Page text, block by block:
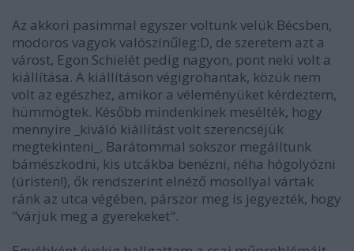
Az akkori pasimmal egyszer voltunk velük Bécsben,
modoros vagyok valószínűleg:D, de szeretem azt a
várost, Egon Schielét pedig nagyon, pont neki volt a
kiállítása. A kiállításon végigrohantak, közük nem
volt az egészhez, amikor a véleményüket kérdeztem,
hümmögtek. Később mindenkinek mesélték, hogy
mennyire _kiváló kiállítást volt szerencséjük
megtekinteni_. Barátommal sokszor megálltunk
bámészkodni, kis utcákba benézni, néha hógolyózni
(úristen!), ők rendszerint elnéző mosollyal vártak
ránk az utca végében, párszor meg is jegyezték, hogy
"várjuk meg a gyerekeket".